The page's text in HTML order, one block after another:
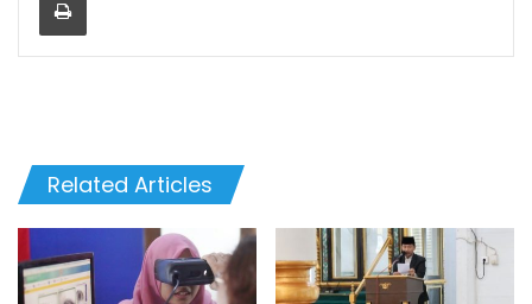
Related Articles